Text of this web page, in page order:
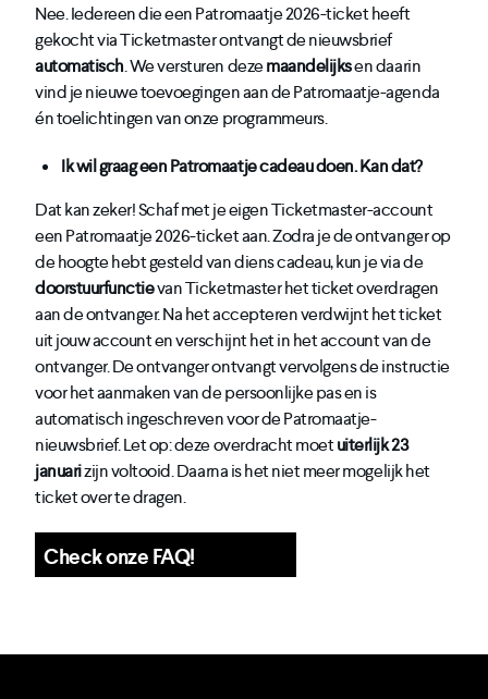
Nee. Iedereen die een Patromaatje 2026-ticket heeft
gekocht via Ticketmaster ontvangt de nieuwsbrief
automatisch. We versturen dezemaandelijksen daarin
vind je nieuwe toevoegingen aan de Patromaatje-agenda
én toelichtingen van onze programmeurs.
Ik wil graag een Patromaatje cadeau doen. Kan dat?
Dat kan zeker! Schaf met je eigen Ticketmaster-account
een Patromaatje 2026-ticket aan. Zodra je de ontvanger op
de hoogte hebt gesteld van diens cadeau, kun je via de
doorstuurfunctievan Ticketmaster het ticket overdragen
aan de ontvanger. Na het accepteren verdwijnt het ticket
uit jouw account en verschijnt het in het account van de
ontvanger. De ontvanger ontvangt vervolgens de instructie
voor het aanmaken van de persoonlijke pas en is
automatisch ingeschreven voor de Patromaatje-
nieuwsbrief. Let op: deze overdracht moetuiterlijk 23
januarizijn voltooid. Daarna is het niet meer mogelijk het
ticket over te dragen.
Check onze FAQ!